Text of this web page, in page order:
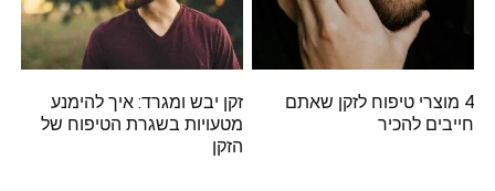
4 מוצרי טיפוח לזקן שאתם
חייבים להכיר
זקן יבש ומגרד: איך להימנע
מטעויות בשגרת הטיפוח של
הזקן